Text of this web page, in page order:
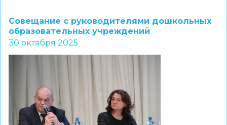
с
руководителями
образовательных
организаций
Совещание с руководителями дошкольных
образовательных учреждений
30 октября 2025